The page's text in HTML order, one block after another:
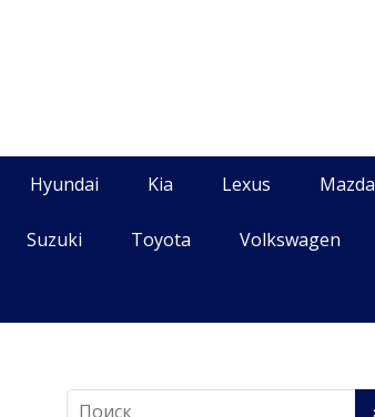
Hyundai Kia Lexus Mazda
Suzuki Toyota Volkswagen